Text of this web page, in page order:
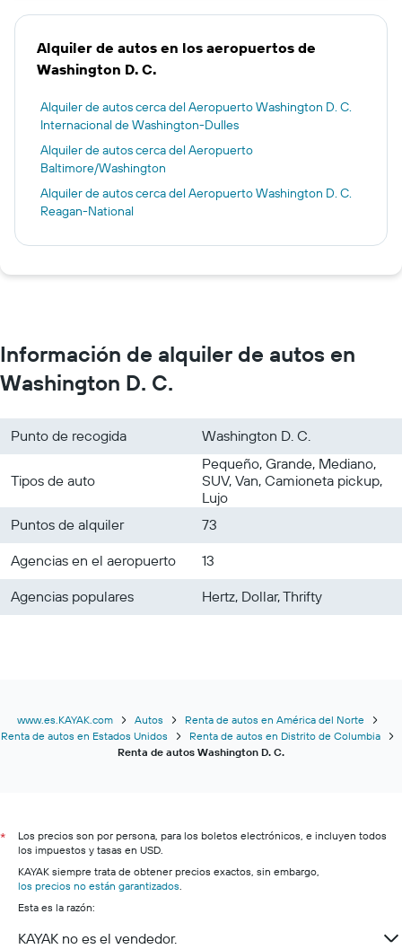
Alquiler de autos en los aeropuertos de
Washington D. C.
Alquiler de autos cerca del Aeropuerto Washington D. C.
Internacional de Washington-Dulles
Alquiler de autos cerca del Aeropuerto
Baltimore/Washington
Alquiler de autos cerca del Aeropuerto Washington D. C.
Reagan-National
Información de alquiler de autos en
Washington D. C.
Punto de recogida Washington D. C.
Tipos de auto
Pequeño, Grande, Mediano,
SUV, Van, Camioneta pickup,
Lujo
Puntos de alquiler
73
Agencias en el aeropuerto
13
Agencias populares
Hertz, Dollar, Thrifty
www.es.KAYAK.com Autos
Renta de autos en América del Norte
Renta de autos en Estados Unidos
Renta de autos en Distrito de Columbia
Renta de autos Washington D. C.
*
Los precios son por persona, para los boletos electrónicos, e incluyen todos
los impuestos y tasas en USD.
KAYAK siempre trata de obtener precios exactos, sin embargo,
los precios no están garantizados
Esta es la razón:
KAYAK no es el vendedor.